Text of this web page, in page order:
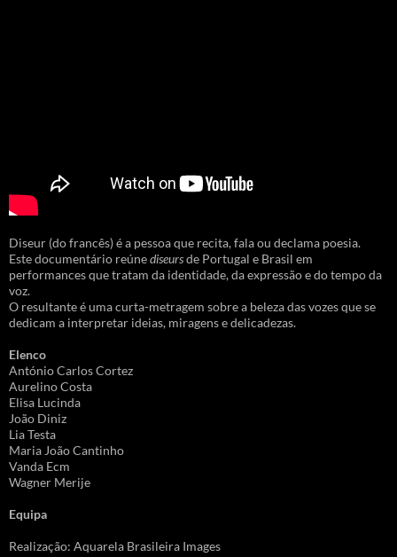
Diseur (do francês) é a pessoa que recita, fala ou declama poesia.
Este documentário reúnediseursde Portugal e Brasil em
performances que tratam da identidade, da expressão e do tempo da
voz.
O resultante é uma curta-metragem sobre a beleza das vozes que se
dedicam a interpretar ideias, miragens e delicadezas.
Elenco
António Carlos Cortez
Aurelino Costa
Elisa Lucinda
João Diniz
Lia Testa
Maria João Cantinho
Vanda Ecm
Wagner Merije
Equipa
Realização: Aquarela Brasileira Images